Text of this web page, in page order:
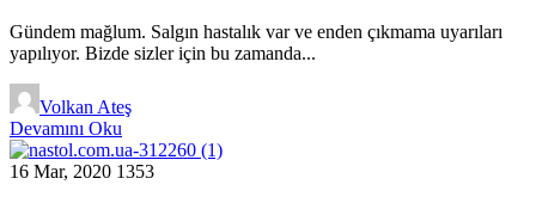
Gündem mağlum. Salgın hastalık var ve enden çıkmama uyarıları
yapılıyor. Bizde sizler için bu zamanda...
Volkan Ateş
Devamını Oku
16 Mar, 2020 1353